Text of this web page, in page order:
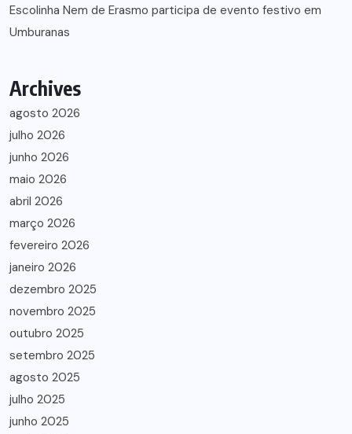
Escolinha Nem de Erasmo participa de evento festivo em
Umburanas
Archives
agosto 2026
julho 2026
junho 2026
maio 2026
abril 2026
março 2026
fevereiro 2026
janeiro 2026
dezembro 2025
novembro 2025
outubro 2025
setembro 2025
agosto 2025
julho 2025
junho 2025